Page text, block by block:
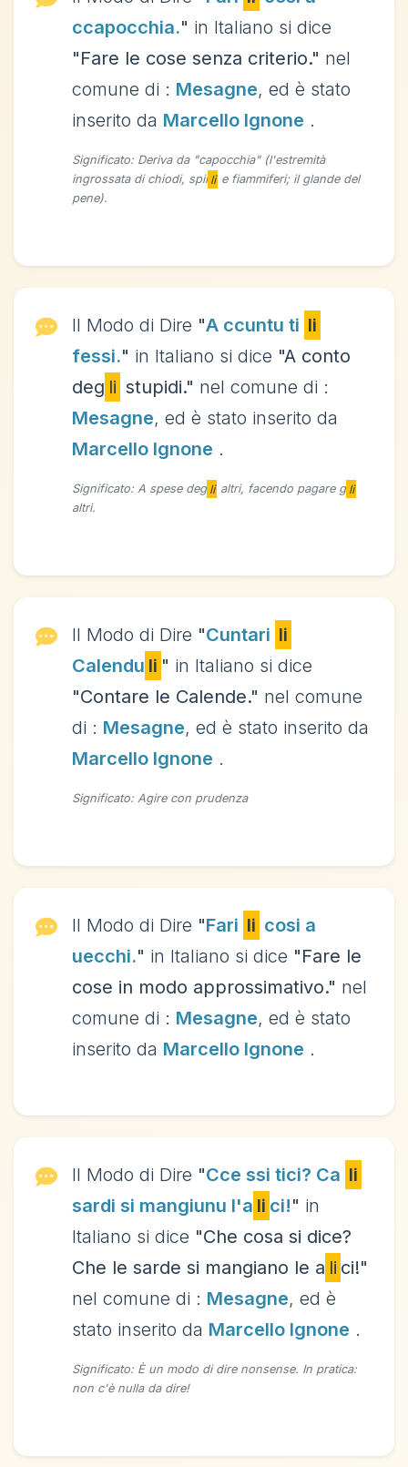
ccapocchia." in Italiano si dice
"Fare le cose senza criterio." nel
comune di : Mesagne, ed è stato
inserito da Marcello Ignone .
Significato: Deriva da "capocchia" (l'estremità
ingrossata di chiodi, spil li e fiammiferi; il glande del
pene).
Il Modo di Dire "A ccuntu ti li
fessi." in Italiano si dice "A conto
deg li stupidi." nel comune di :
Mesagne, ed è stato inserito da
Marcello Ignone .
Significato: A spese deg li altri, facendo pagare g li
altri.
Il Modo di Dire "Cuntari li
Calendu li " in Italiano si dice
"Contare le Calende." nel comune
di : Mesagne, ed è stato inserito da
Marcello Ignone .
Significato: Agire con prudenza
Il Modo di Dire "Fari li cosi a
uecchi." in Italiano si dice "Fare le
cose in modo approssimativo." nel
comune di : Mesagne, ed è stato
inserito da Marcello Ignone .
Il Modo di Dire "Cce ssi tici? Ca li
sardi si mangiunu l'a li ci!" in
Italiano si dice "Che cosa si dice?
Che le sarde si mangiano le a li ci!"
nel comune di : Mesagne, ed è
stato inserito da Marcello Ignone .
Significato: È un modo di dire nonsense. In pratica:
non c'è nulla da dire!